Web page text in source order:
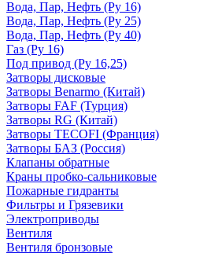
Вода, Пар, Нефть (Ру 16)
Вода, Пар, Нефть (Ру 25)
Вода, Пар, Нефть (Ру 40)
Газ (Ру 16)
Под привод (Ру 16,25)
Затворы дисковые
Затворы Benarmo (Китай)
Затворы FAF (Турция)
Затворы RG (Китай)
Затворы TECOFI (Франция)
Затворы БАЗ (Россия)
Клапаны обратные
Краны пробко-сальниковые
Пожарные гидранты
Фильтры и Грязевики
Электроприводы
Вентиля
Вентиля бронзовые